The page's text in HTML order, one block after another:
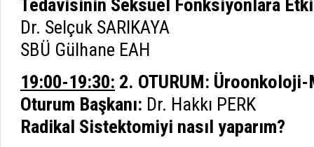
Tedavisinin Seksüel Fonksiyonlara
Dr. Selçuk SARIKAYA
SBÜ Gülhane EAH
19:00-19:30: 2. OTURUM:
Oturum Başkanı: Dr. Hakkı PERK
Radikal Sistektomiyi nasıl yaparım?